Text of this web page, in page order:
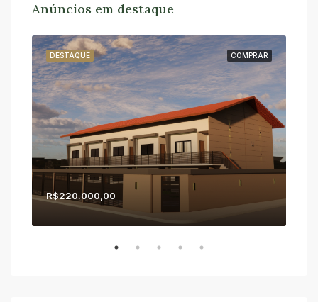
Anúncios em destaque
COMPRAR
DESTAQUE
R$220.000,00